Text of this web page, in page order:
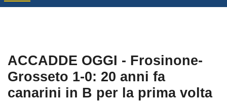
ACCADDE OGGI - Frosinone-
Grosseto 1-0: 20 anni fa
canarini in B per la prima volta